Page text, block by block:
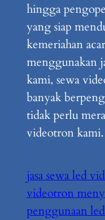
hingga
yang siap
kemeriahan
menggunakan
kami, sewa
banyak
tidak perlu
videotron kami.
jasa sewa led
videotron
penggunaan